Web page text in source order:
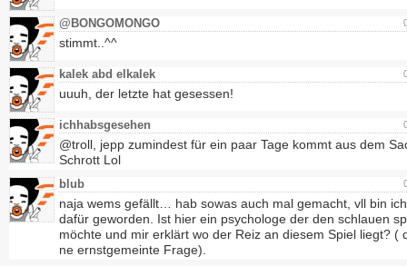
@BONGOMONGO
stimmt..^^
kalek abd elkalek
uuuh, der letzte hat gesessen!
ichhabsgesehen
@troll, jepp zumindest für ein paar Tage kommt aus dem
Schrott Lol
blub
naja wems gefällt… hab sowas auch mal gemacht, vll bin
dafür geworden. Ist hier ein psychologe der den schlauen
möchte und mir erklärt wo der Reiz an diesem Spiel liegt? (
ne ernstgemeinte Frage).